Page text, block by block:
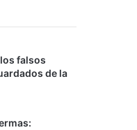
falsos
de la